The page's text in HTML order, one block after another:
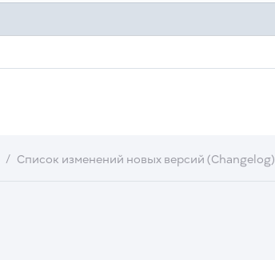
Список изменений новых версий (Changelog)